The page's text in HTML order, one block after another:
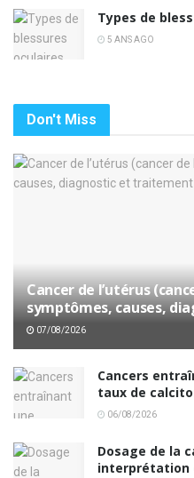
Types de
5 ANS AGO
Don't Miss
Cancer de l’utérus
symptômes, causes,
07/08/2026
Cancers
taux de
06/08/2026
Dosage de la
interprétation